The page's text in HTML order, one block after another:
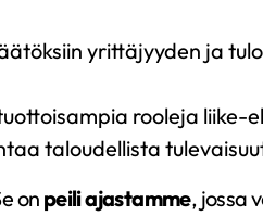
yrittäjyyden ja
rooleja liike-
taloudellista
on peili ajastamme, jossa